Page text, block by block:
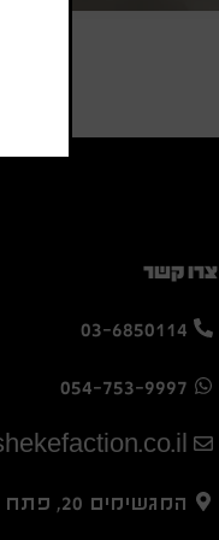
צרו קשר
03-6850114
054-753-9997
המגשימים 20, פתח תקווה